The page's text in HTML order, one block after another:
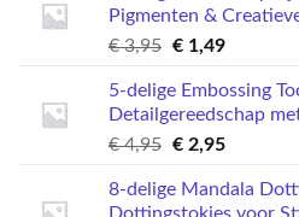
Pigmenten &
€3,95 Oorspronkelijke
was:
€ 3,95.
€1,49Huidige
is:
€ 1,49.
5-delige Embossing
Detailgereedschap
€4,95 Oorspronkelijke
was:
€2,95Huidige
is:
8-delige Mandala